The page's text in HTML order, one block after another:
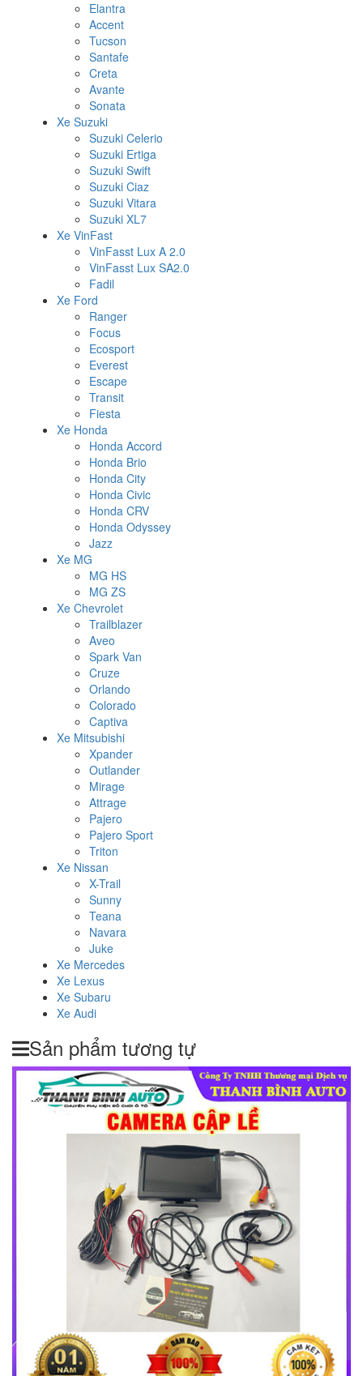
Elantra
Accent
Tucson
Santafe
Creta
Avante
Sonata
Xe Suzuki
Suzuki Celerio
Suzuki Ertiga
Suzuki Swift
Suzuki Ciaz
Suzuki Vitara
Suzuki XL7
Xe VinFast
VinFasst Lux A 2.0
VinFasst Lux SA2.0
Fadil
Xe Ford
Ranger
Focus
Ecosport
Everest
Escape
Transit
Fiesta
Xe Honda
Honda Accord
Honda Brio
Honda City
Honda Civic
Honda CRV
Honda Odyssey
Jazz
Xe MG
MG HS
MG ZS
Xe Chevrolet
Trailblazer
Aveo
Spark Van
Cruze
Orlando
Colorado
Captiva
Xe Mitsubishi
Xpander
Outlander
Mirage
Attrage
Pajero
Pajero Sport
Triton
Xe Nissan
X-Trail
Sunny
Teana
Navara
Juke
Xe Mercedes
Xe Lexus
Xe Subaru
Xe Audi
Sản phẩm tương tự